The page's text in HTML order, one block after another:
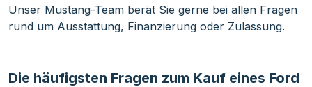
Unser Mustang-Team berät Sie gerne bei allen Fragen
rund um Ausstattung, Finanzierung oder Zulassung.
Die häufigsten Fragen zum Kauf eines Ford